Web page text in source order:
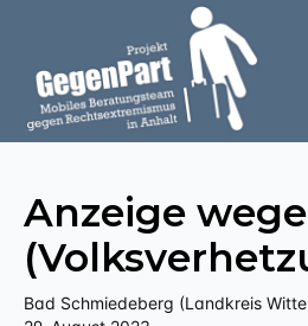
Anzeige
Bad Schmiedeberg (Landkreis